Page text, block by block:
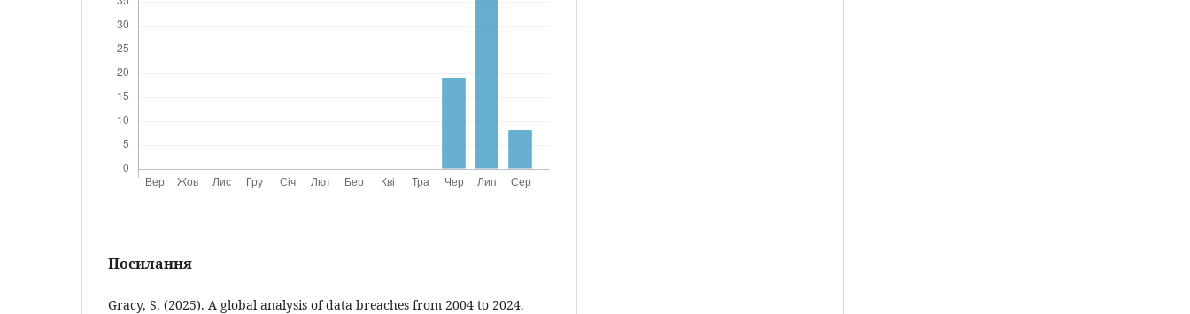
Посилання
Gracy, S. (2025). A global analysis of data breaches from 2004 to 2024.